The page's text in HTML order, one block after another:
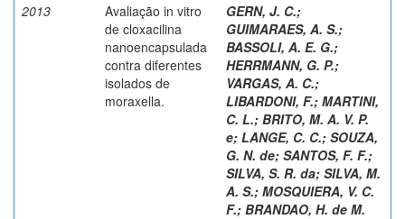
2013
Avaliação in vitro
de cloxacilina
nanoencapsulada
contra diferentes
isolados de
moraxella.
GERN, J. C.;
GUIMARAES, A. S.;
BASSOLI, A. E. G.;
HERRMANN, G. P.;
VARGAS, A. C.;
LIBARDONI, F.; MARTINI,
C. L.; BRITO, M. A. V. P.
e; LANGE, C. C.; SOUZA,
G. N. de; SANTOS, F. F.;
SILVA, S. R. da; SILVA, M.
A. S.; MOSQUIERA, V. C.
F.; BRANDAO, H. de M.